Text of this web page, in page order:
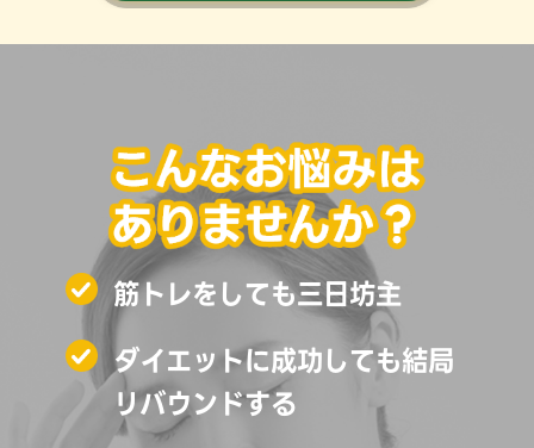
筋トレをしても三日坊主
ダイエットに成功しても結局
リバウンドする